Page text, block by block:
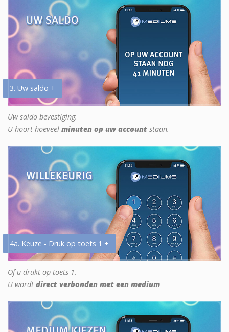
3. Uw saldo +
Uw saldo bevestiging.
U hoort hoeveel minuten op uw account staan.
4a. Keuze - Druk op toets 1 +
Of u drukt op toets 1.
U wordt direct verbonden met een medium